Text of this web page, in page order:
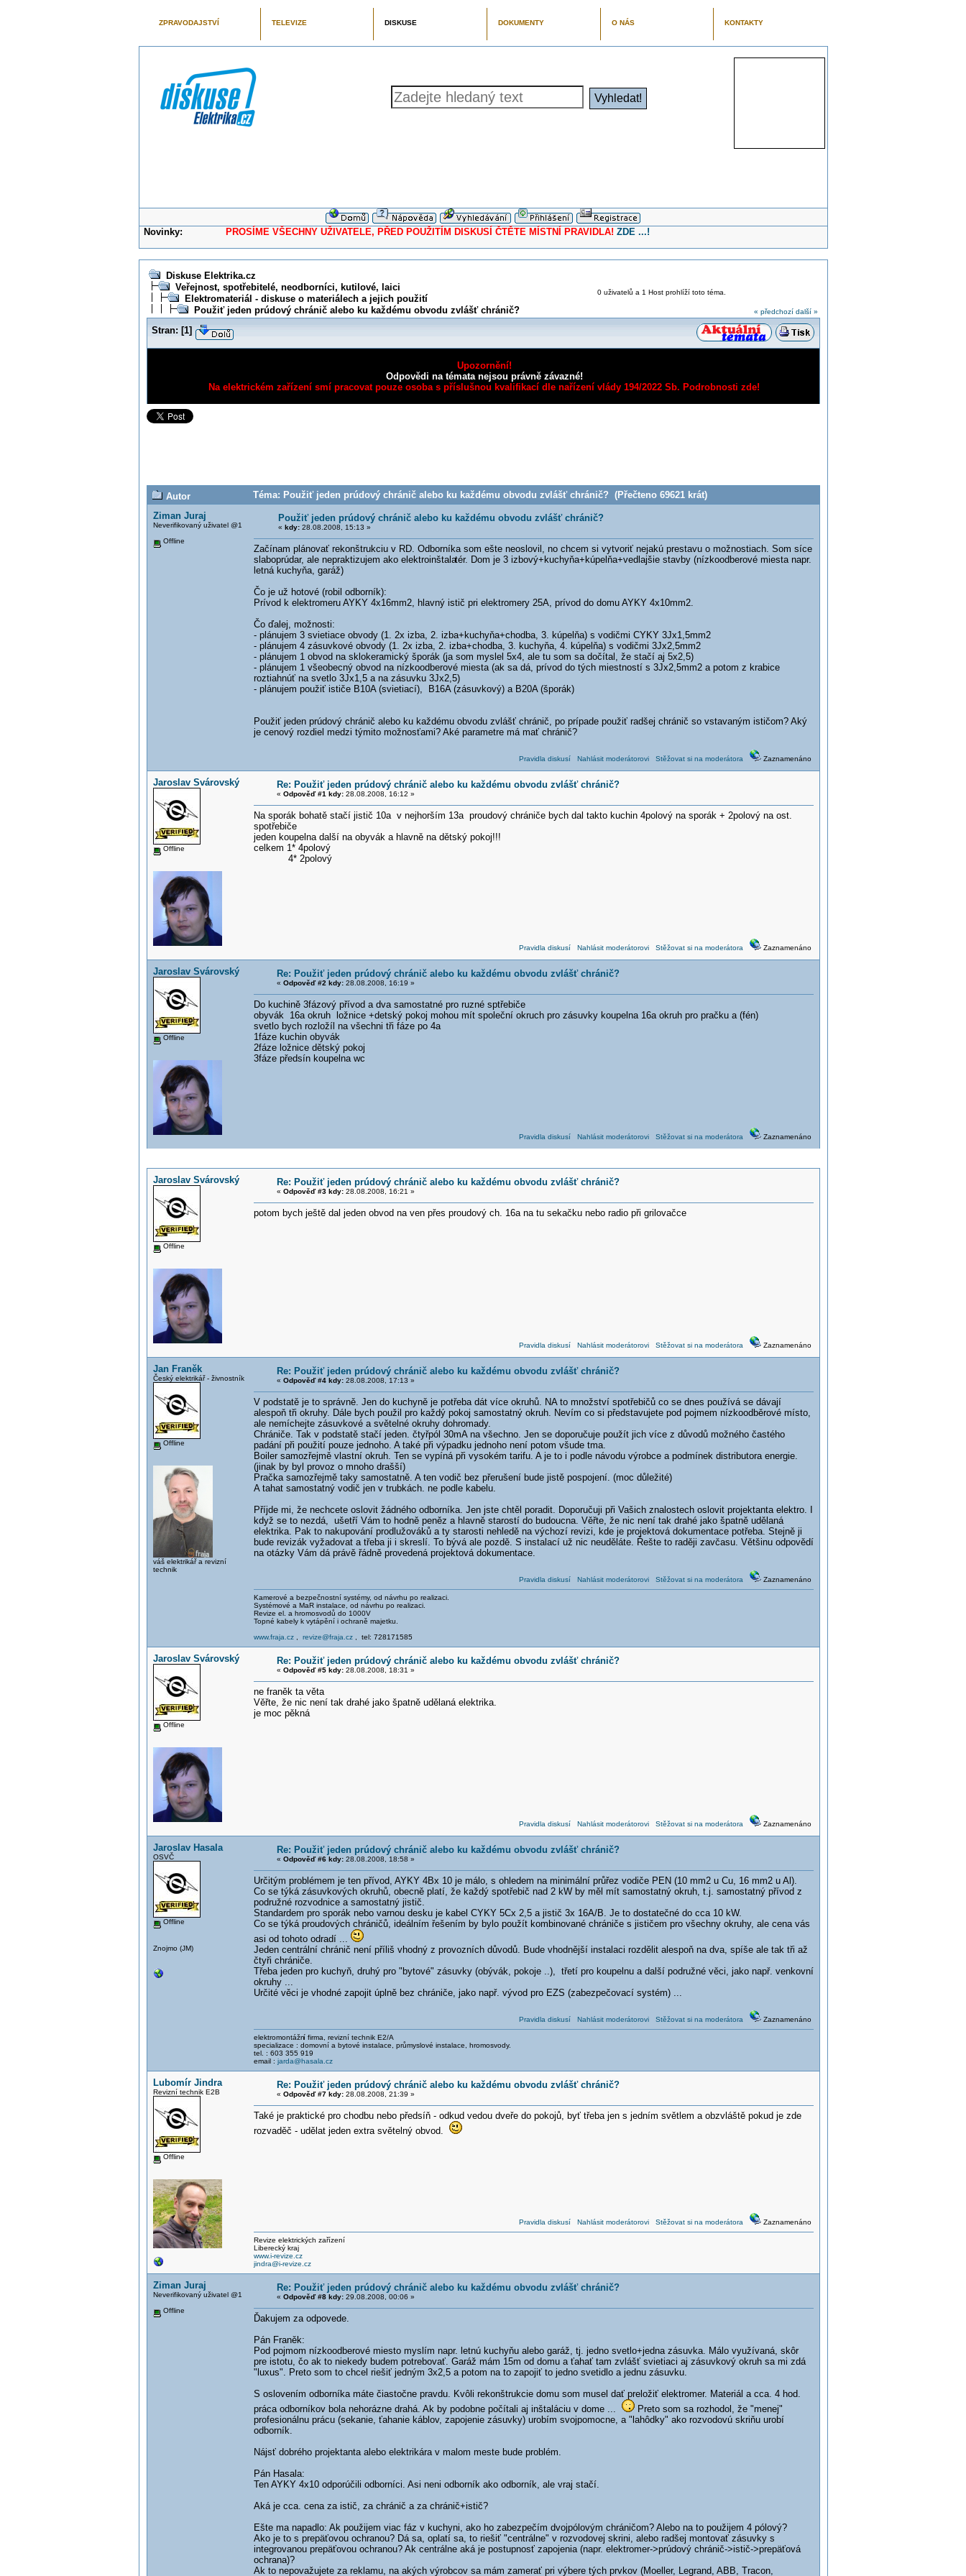
ZPRAVODAJSTVÍ TELEVIZE DISKUSE DOKUMENTY O NÁS KONTAKTY
Novinky: PROSÍME VŠECHNY UŽIVATELE, PŘED POUŽITÍM DISKUSÍ ČTĚTE MÍSTNÍ PRAVIDLA! ZDE ...!
Diskuse Elektrika.cz
Veřejnost, spotřebitelé, neodborníci, kutilové, laici
Elektromateriál - diskuse o materiálech a jejich použití
Použiť jeden prúdový chránič alebo ku každému obvodu zvlášť chránič?
0 uživatelů a 1 Host prohlíží toto téma.
« předchozí další »
Stran: [1]
Upozornění!
Odpovědi na témata nejsou právně závazné!
Na elektrickém zařízení smí pracovat pouze osoba s příslušnou kvalifikací dle nařízení vlády 194/2022 Sb. Podrobnosti zde!
Autor
Téma: Použiť jeden prúdový chránič alebo ku každému obvodu zvlášť chránič? (Přečteno 69621 krát)
Ziman Juraj
Neverifikovaný uživatel @1
Offline
Použiť jeden prúdový chránič alebo ku každému obvodu zvlášť chránič?
« kdy:28.08.2008, 15:13 »
Začínam plánovať rekonštrukciu v RD. Odborníka som ešte neoslovil, no chcem si vytvoriť nejakú prestavu o možnostiach. Som síce
slaboprúdar, ale nepraktizujem ako elektroinštalatér. Dom je 3 izbový+kuchyňa+kúpelňa+vedlajšie stavby (nízkoodberové miesta napr.
letná kuchyňa, garáž)
Čo je už hotové (robil odborník):
Prívod k elektromeru AYKY 4x16mm2, hlavný istič pri elektromery 25A, prívod do domu AYKY 4x10mm2.
Čo ďalej, možnosti:
- plánujem 3 svietiace obvody (1. 2x izba, 2. izba+kuchyňa+chodba, 3. kúpelňa) s vodičmi CYKY 3Jx1,5mm2
- plánujem 4 zásuvkové obvody (1. 2x izba, 2. izba+chodba, 3. kuchyňa, 4. kúpelňa) s vodičmi 3Jx2,5mm2
- plánujem 1 obvod na sklokeramický šporák (ja som myslel 5x4, ale tu som sa dočítal, že stačí aj 5x2,5)
- plánujem 1 všeobecný obvod na nízkoodberové miesta (ak sa dá, prívod do tých miestností s 3Jx2,5mm2 a potom z krabice
roztiahnúť na svetlo 3Jx1,5 a na zásuvku 3Jx2,5)
- plánujem použiť ističe B10A (svietiací), B16A (zásuvkový) a B20A (šporák)
Použiť jeden prúdový chránič alebo ku každému obvodu zvlášť chránič, po prípade použiť radšej chránič so vstavaným ističom? Aký
je cenový rozdiel medzi týmito možnosťami? Aké parametre má mať chránič?
Pravidla diskusí Nahlásit moderátorovi Stěžovat si na moderátora Zaznamenáno
Jaroslav Svárovský
Offline
Re: Použiť jeden prúdový chránič alebo ku každému obvodu zvlášť chránič?
« Odpověď #1 kdy:28.08.2008, 16:12 »
Na sporák bohatě stačí jistič 10a v nejhorším 13a proudový chrániče bych dal takto kuchin 4polový na sporák + 2polový na ost.
spotřebiče
jeden koupelna další na obyvák a hlavně na dětský pokoj!!!
celkem 1* 4polový
4* 2polový
Pravidla diskusí Nahlásit moderátorovi Stěžovat si na moderátora Zaznamenáno
Jaroslav Svárovský
Offline
Re: Použiť jeden prúdový chránič alebo ku každému obvodu zvlášť chránič?
« Odpověď #2 kdy:28.08.2008, 16:19 »
Do kuchině 3fázový přívod a dva samostatné pro ruzné sptřebiče
obyvák 16a okruh ložnice +detský pokoj mohou mít společní okruch pro zásuvky koupelna 16a okruh pro pračku a (fén)
svetlo bych rozložíl na všechni tři fáze po 4a
1fáze kuchin obyvák
2fáze ložnice dětský pokoj
3fáze předsín koupelna wc
Pravidla diskusí Nahlásit moderátorovi Stěžovat si na moderátora Zaznamenáno
Jaroslav Svárovský
Offline
Re: Použiť jeden prúdový chránič alebo ku každému obvodu zvlášť chránič?
« Odpověď #3 kdy:28.08.2008, 16:21 »
potom bych ještě dal jeden obvod na ven přes proudový ch. 16a na tu sekačku nebo radio při grilovačce
Pravidla diskusí Nahlásit moderátorovi Stěžovat si na moderátora Zaznamenáno
Jan Franěk
Český elektrikář - živnostník
Offline
váš elektrikář a revizní
technik
Re: Použiť jeden prúdový chránič alebo ku každému obvodu zvlášť chránič?
« Odpověď #4 kdy:28.08.2008, 17:13 »
V podstatě je to správně. Jen do kuchyně je potřeba dát více okruhů. NA to množství spotřebičů co se dnes používá se dávají
alespoň tři okruhy. Dále bych použil pro každý pokoj samostatný okruh. Nevím co si představujete pod pojmem nízkoodběrové místo,
ale nemíchejte zásuvkové a světelné okruhy dohromady.
Chrániče. Tak v podstatě stačí jeden. čtyřpól 30mA na všechno. Jen se doporučuje použít jich více z důvodů možného častého
padání při použití pouze jednoho. A také při výpadku jednoho není potom všude tma.
Boiler samozřejmě vlastní okruh. Ten se vypíná při vysokém tarifu. A je to i podle návodu výrobce a podmínek distributora energie.
(jinak by byl provoz o mnoho drašší)
Pračka samozřejmě taky samostatně. A ten vodič bez přerušení bude jistě pospojení. (moc důležité)
A tahat samostatný vodič jen v trubkách. ne podle kabelu.
Příjde mi, že nechcete oslovit žádného odborníka. Jen jste chtěl poradit. Doporučuji při Vašich znalostech oslovit projektanta elektro. I
když se to nezdá, ušetří Vám to hodně peněz a hlavně starostí do budoucna. Věřte, že nic není tak drahé jako špatně udělaná
elektrika. Pak to nakupování prodlužováků a ty starosti nehledě na výchozí revizi, kde je projektová dokumentace potřeba. Stejně ji
bude revizák vyžadovat a třeba ji i skreslí. To bývá ale pozdě. S instalací už nic neuděláte. Řešte to raději zavčasu. Většinu odpovědí
na otázky Vám dá právě řádně provedená projektová dokumentace.
Pravidla diskusí Nahlásit moderátorovi Stěžovat si na moderátora Zaznamenáno
Kamerové a bezpečnostní systémy, od návrhu po realizaci.
Systémové a MaR instalace, od návrhu po realizaci.
Revize el. a hromosvodů do 1000V
Topné kabely k vytápění i ochraně majetku.
www.fraja.cz, revize@fraja.cz, tel: 728171585
Jaroslav Svárovský
Offline
Re: Použiť jeden prúdový chránič alebo ku každému obvodu zvlášť chránič?
« Odpověď #5 kdy:28.08.2008, 18:31 »
ne franěk ta věta
Věřte, že nic není tak drahé jako špatně udělaná elektrika.
je moc pěkná
Pravidla diskusí Nahlásit moderátorovi Stěžovat si na moderátora Zaznamenáno
Jaroslav Hasala
OSVČ
Offline
Znojmo (JM)
Re: Použiť jeden prúdový chránič alebo ku každému obvodu zvlášť chránič?
« Odpověď #6 kdy:28.08.2008, 18:58 »
Určitým problémem je ten přívod, AYKY 4Bx 10 je málo, s ohledem na minimální průřez vodiče PEN (10 mm2 u Cu, 16 mm2 u Al).
Co se týká zásuvkových okruhů, obecně platí, že každý spotřebič nad 2 kW by měl mít samostatný okruh, t.j. samostatný přívod z
podružné rozvodnice a samostatný jistič.
Standardem pro sporák nebo varnou desku je kabel CYKY 5Cx 2,5 a jistič 3x 16A/B. Je to dostatečné do cca 10 kW.
Co se týká proudových chráničů, ideálním řešením by bylo použít kombinované chrániče s jističem pro všechny okruhy, ale cena vás
asi od tohoto odradí ...
Jeden centrální chránič není příliš vhodný z provozních důvodů. Bude vhodnější instalaci rozdělit alespoň na dva, spíše ale tak tři až
čtyři chrániče.
Třeba jeden pro kuchyň, druhý pro "bytové" zásuvky (obývák, pokoje ..), třetí pro koupelnu a další podružné věci, jako např. venkovní
okruhy ...
Určité věci je vhodné zapojit úplně bez chrániče, jako např. vývod pro EZS (zabezpečovací systém) ...
Pravidla diskusí Nahlásit moderátorovi Stěžovat si na moderátora Zaznamenáno
elektromontážní firma, revizní technik E2/A
specializace : domovní a bytové instalace, průmyslové instalace, hromosvody.
tel. : 603 355 919
email : jarda@hasala.cz
Lubomír Jindra
Revizní technik E2B
Offline
Re: Použiť jeden prúdový chránič alebo ku každému obvodu zvlášť chránič?
« Odpověď #7 kdy:28.08.2008, 21:39 »
Také je praktické pro chodbu nebo předsíň - odkud vedou dveře do pokojů, byť třeba jen s jedním světlem a obzvláště pokud je zde
rozvaděč - udělat jeden extra světelný obvod.
Pravidla diskusí Nahlásit moderátorovi Stěžovat si na moderátora Zaznamenáno
Revize elektrických zařízení
Liberecký kraj
www.i-revize.cz
jindra@i-revize.cz
Ziman Juraj
Neverifikovaný uživatel @1
Offline
Re: Použiť jeden prúdový chránič alebo ku každému obvodu zvlášť chránič?
« Odpověď #8 kdy:29.08.2008, 00:06 »
Ďakujem za odpovede.
Pán Franěk:
Pod pojmom nízkoodberové miesto myslím napr. letnú kuchyňu alebo garáž, tj. jedno svetlo+jedna zásuvka. Málo využívaná, skôr
pre istotu, čo ak to niekedy budem potrebovať. Garáž mám 15m od domu a ťahať tam zvlášť svietiaci aj zásuvkový okruh sa mi zdá
"luxus". Preto som to chcel riešiť jedným 3x2,5 a potom na to zapojiť to jedno svetidlo a jednu zásuvku.
S oslovením odborníka máte čiastočne pravdu. Kvôli rekonštrukcie domu som musel dať preložiť elektromer. Materiál a cca. 4 hod.
práca odborníkov bola nehorázne drahá. Ak by podobne počítali aj inštaláciu v dome ...
Preto som sa rozhodol, že "menej"
profesionálnu prácu (sekanie, ťahanie káblov, zapojenie zásuvky) urobím svojpomocne, a "lahôdky" ako rozvodovú skriňu urobí
odborník.
Nájsť dobrého projektanta alebo elektrikára v malom meste bude problém.
Pán Hasala:
Ten AYKY 4x10 odporúčili odborníci. Asi neni odborník ako odborník, ale vraj stačí.
Aká je cca. cena za istič, za chránič a za chránič+istič?
Ešte ma napadlo: Ak použijem viac fáz v kuchyni, ako ho zabezpečím dvojpólovým chráničom? Alebo na to použijem 4 pólový?
Ako je to s prepäťovou ochranou? Dá sa, oplatí sa, to riešiť "centrálne" v rozvodovej skrini, alebo radšej montovať zásuvky s
integrovanou prepäťovou ochranou? Ak centrálne aká je postupnosť zapojenia (napr. elektromer->prúdový chránič->istič->prepäťová
ochrana)?
Ak to nepovažujete za reklamu, na akých výrobcov sa mám zamerať pri výbere tých prvkov (Moeller, Legrand, ABB, Tracon,